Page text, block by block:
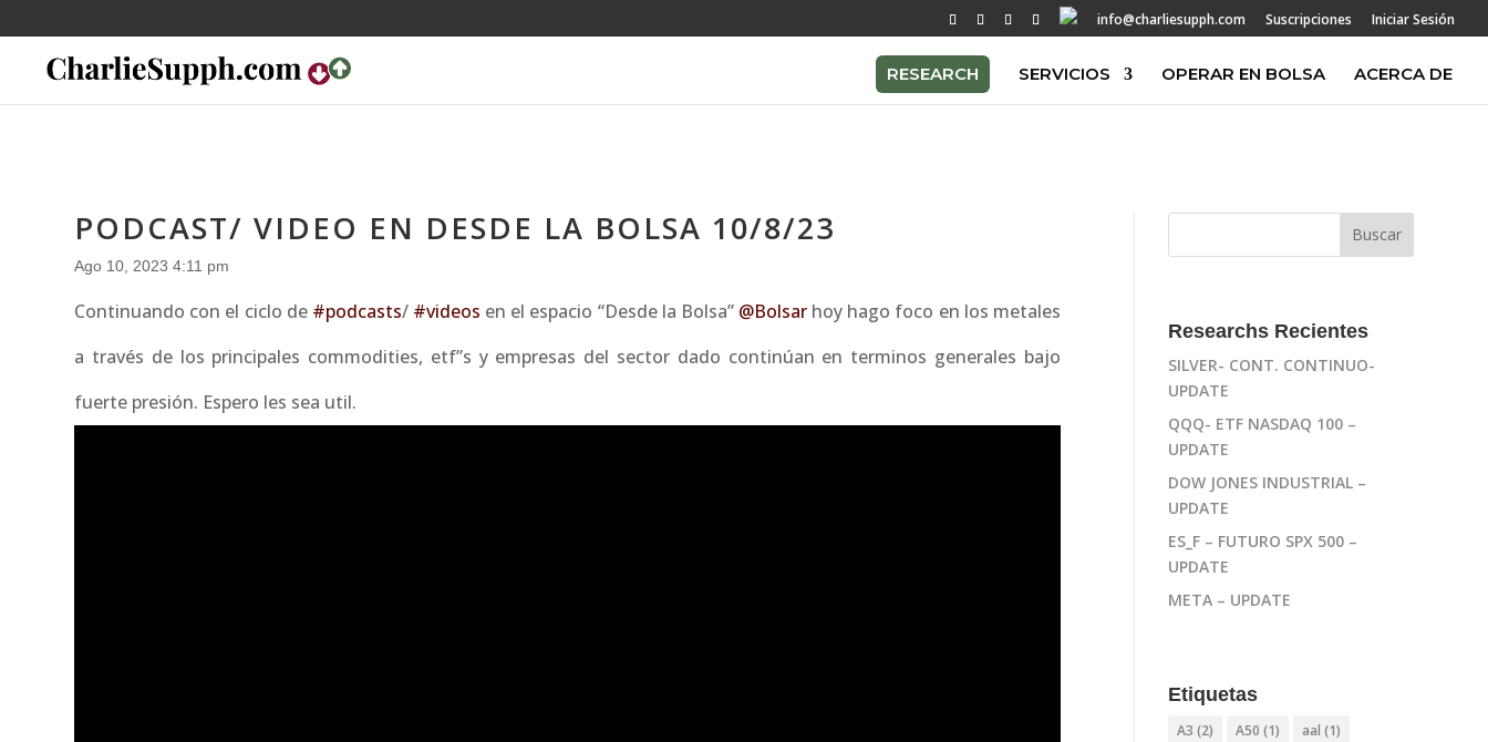
info@charliesupph.com Suscripciones Iniciar Sesión
RESEARCH SERVICIOS OPERAR EN BOLSA ACERCA DE
PODCAST/ VIDEO EN DESDE LA BOLSA 10/8/23
Ago 10, 2023 4:11 pm
Continuando con el ciclo de #podcasts/ #videos en el espacio “Desde la Bolsa” @Bolsarhoy hago foco en los metales
a través de los principales commodities, etf”s y empresas del sector dado continúan en terminos generales bajo
fuerte presión. Espero les sea util.
Researchs Recientes
SILVER- CONT. CONTINUO-
UPDATE
QQQ- ETF NASDAQ 100 –
UPDATE
DOW JONES INDUSTRIAL –
UPDATE
ES_F – FUTURO SPX 500 –
UPDATE
META – UPDATE
Etiquetas
A3 (2) A50 (1) aal (1)